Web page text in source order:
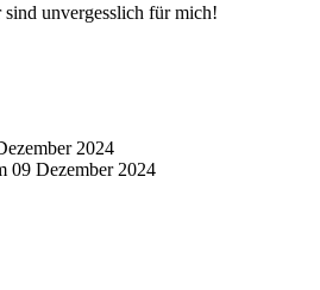
unvergesslich für mich!
2024
09 Dezember 2024